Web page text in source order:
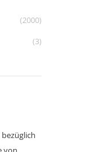
(2000)
(3)